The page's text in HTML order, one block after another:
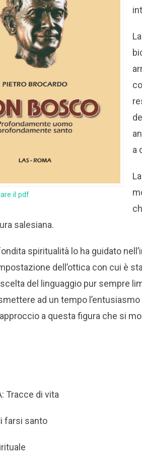
il pdf
a
salesiana.
spiritualità lo ha guidato
dell’ottica con cui è
del linguaggio pur sempre
ad un tempo
a questa figura che si
Tracce di vita
farsi santo